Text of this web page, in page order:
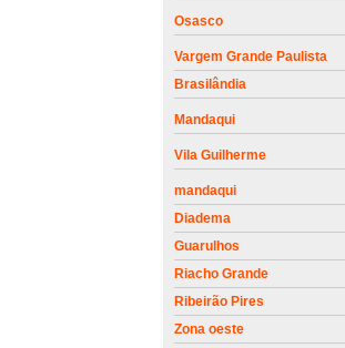
Osasco
Vargem Grande Paulista
Brasilândia
Mandaqui
Vila Guilherme
mandaqui
Diadema
Guarulhos
Riacho Grande
Ribeirão Pires
Zona oeste